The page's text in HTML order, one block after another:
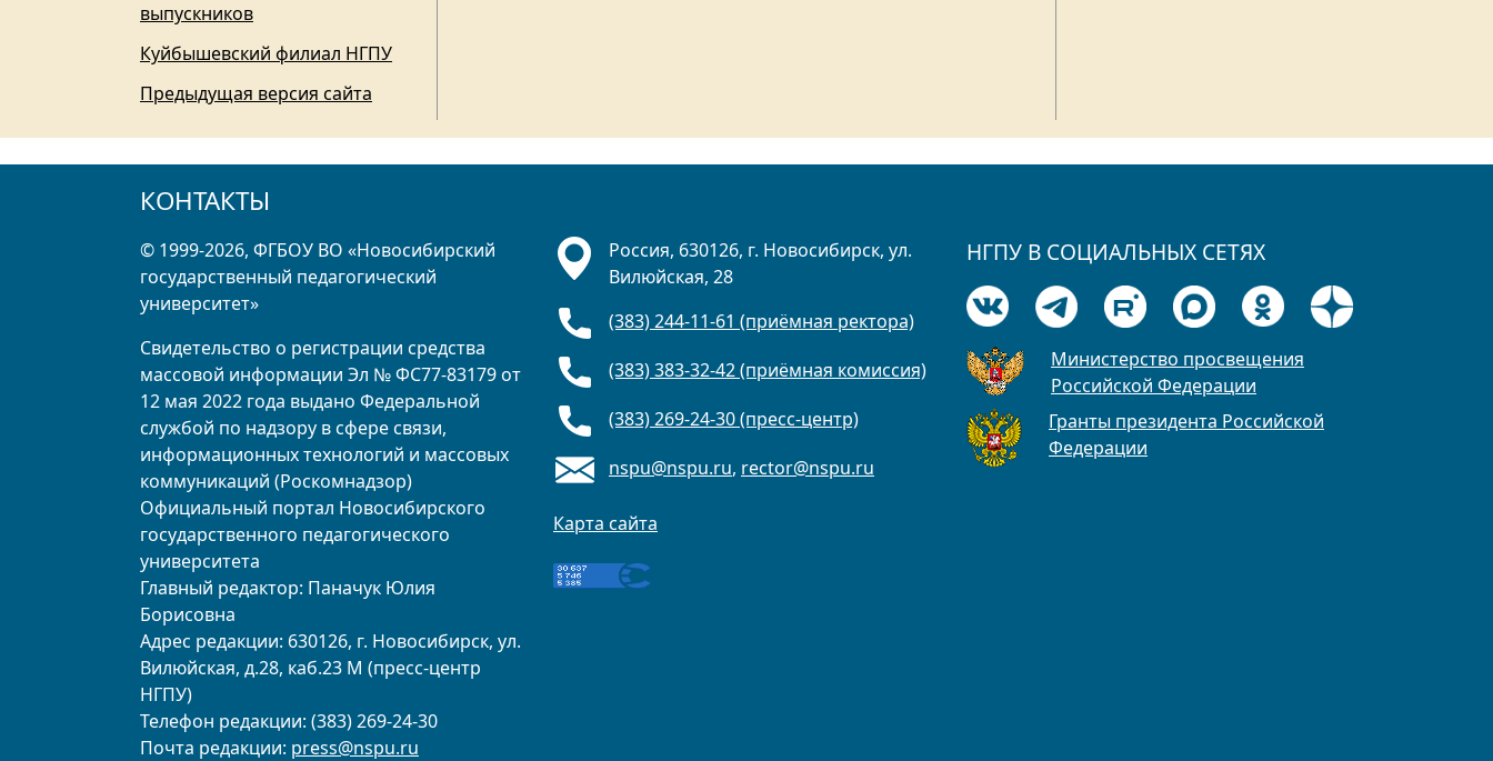
выпускников
Куйбышевский филиал НГПУ
Предыдущая версия сайта
КОНТАКТЫ
© 1999-2026, ФГБОУ ВО «Новосибирский
государственный педагогический
университет»
Свидетельство о регистрации средства
массовой информации Эл № ФС77-83179 от
12 мая 2022 года выдано Федеральной
службой по надзору в сфере связи,
информационных технологий и массовых
коммуникаций (Роскомнадзор)
Официальный портал Новосибирского
государственного педагогического
университета
Главный редактор: Паначук Юлия
Борисовна
Адрес редакции: 630126, г. Новосибирск, ул.
Вилюйская, д.28, каб.23 М (пресс-центр
НГПУ)
Телефон редакции: (383) 269-24-30
Почта редакции: press@nspu.ru
Россия, 630126, г. Новосибирск, ул.
Вилюйская, 28
(383) 244-11-61 (приёмная ректора)
(383) 383-32-42 (приёмная комиссия)
(383) 269-24-30 (пресс-центр)
nspu@nspu.ru, rector@nspu.ru
Карта сайта
НГПУ В СОЦИАЛЬНЫХ СЕТЯХ
Министерство просвещения
Российской Федерации
Гранты президента Российской
Федерации